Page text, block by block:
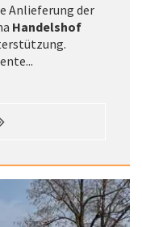
Anlieferung der
Handelshof